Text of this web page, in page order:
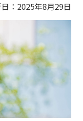
：2025年8月29日